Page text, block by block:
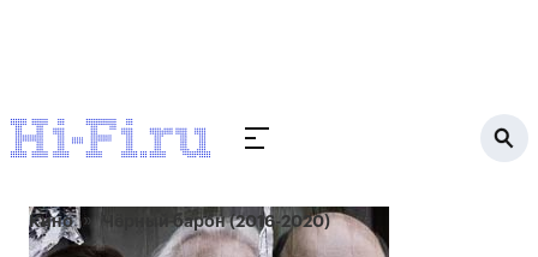
Кино Чёрный барон (2016-2020)